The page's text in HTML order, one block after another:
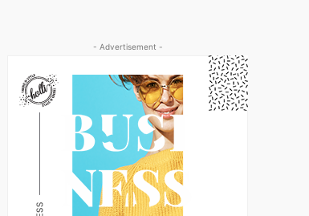
- Advertisement -